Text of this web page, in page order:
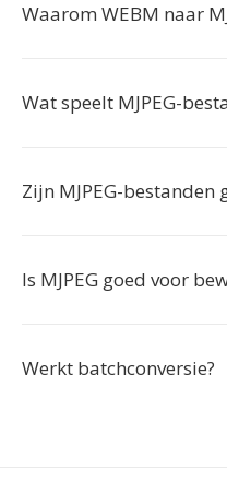
Waarom WEBM naar
Wat speelt MJPEG-
Zijn MJPEG-bestanden
Is MJPEG goed voor
Werkt batchconversie?